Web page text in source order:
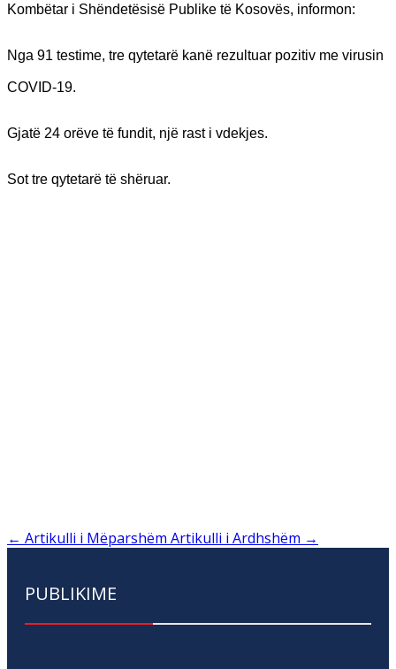
Kombëtar i Shëndetësisë Publike të Kosovës, informon:
Nga 91 testime, tre qytetarë kanë rezultuar pozitiv me virusin
COVID-19.
Gjatë 24 orëve të fundit, një rast i vdekjes.
Sot tre qytetarë të shëruar.
← Artikulli i Mëparshëm Artikulli i Ardhshëm →
PUBLIKIME